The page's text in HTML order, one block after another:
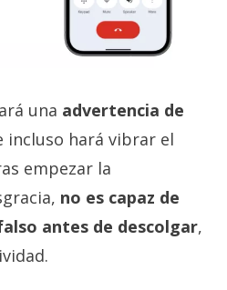
una advertencia de
incluso hará vibrar el
empezar la
no es capaz de
antes de descolgar,